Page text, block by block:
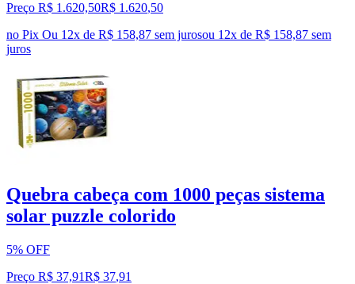
Preço R$ 1.620,50R$ 1.620,50
no Pix Ou 12x de R$ 158,87 sem jurosou 12x de R$ 158,87 sem
juros
Quebra cabeça com 1000 peças sistema
solar puzzle colorido
5% OFF
Preço R$ 37,91R$ 37,91